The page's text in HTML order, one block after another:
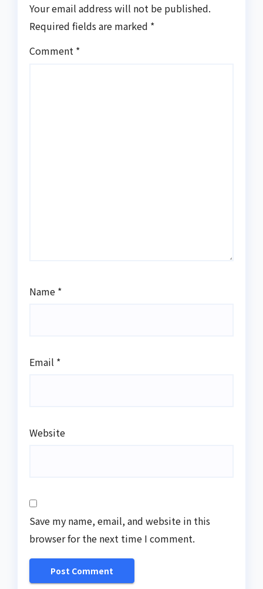
Your email address will not be published.
Required fields are marked *
Comment *
Name *
Email *
Website
Save my name, email, and website in this
browser for the next time I comment.